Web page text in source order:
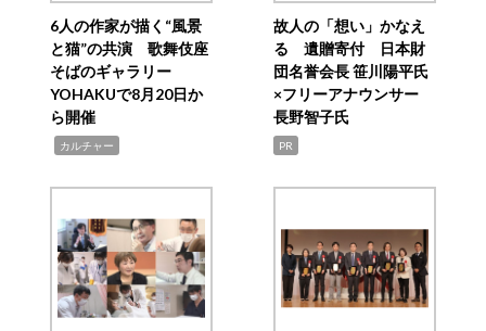
6人の作家が描く“風景
と猫”の共演 歌舞伎座
そばのギャラリー
YOHAKUで8月20日か
ら開催
カルチャー
故人の「想い」かなえ
る 遺贈寄付 日本財
団名誉会長 笹川陽平氏
×フリーアナウンサー
長野智子氏
PR